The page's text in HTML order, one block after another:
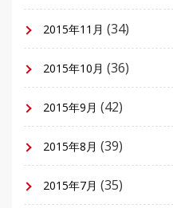
2015年11月 (34)
2015年10月 (36)
2015年9月 (42)
2015年8月 (39)
2015年7月 (35)